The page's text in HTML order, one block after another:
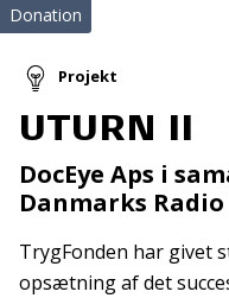
Donation
Projekt
UTURN II
DocEye Aps i
Danmarks Radio
TrygFonden har givet
opsætning af det